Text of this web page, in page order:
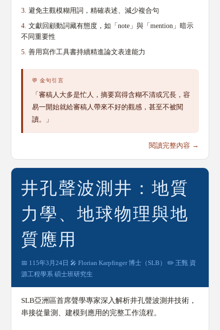
3. 避免主觀模糊用詞，精確表述、減少複合句
4. 文獻回顧動詞藏有態度，如「note」與「mention」暗示
不同重要性
5. 善用寫作工具書持續精進論文表達能力
💬 金句引言
「審稿人大多是忙人，摘要寫得含糊不清或冗長，容
易一開始就給審稿人帶來不好的觀感，甚至不被閱
讀。」
閱讀完整內容 →
井孔聲波測井：地質
力學、地球物理與地
質應用
📅 115年3月24日 🎤 Florian Karpfinger 博士（SLB） ✏️ 王甄 資
源工程學系 碩士班研究生
SLB亞洲區首席聲學專家深入解析井孔聲波測井技術，
串接從量測、建模到應用的完整工作流程。